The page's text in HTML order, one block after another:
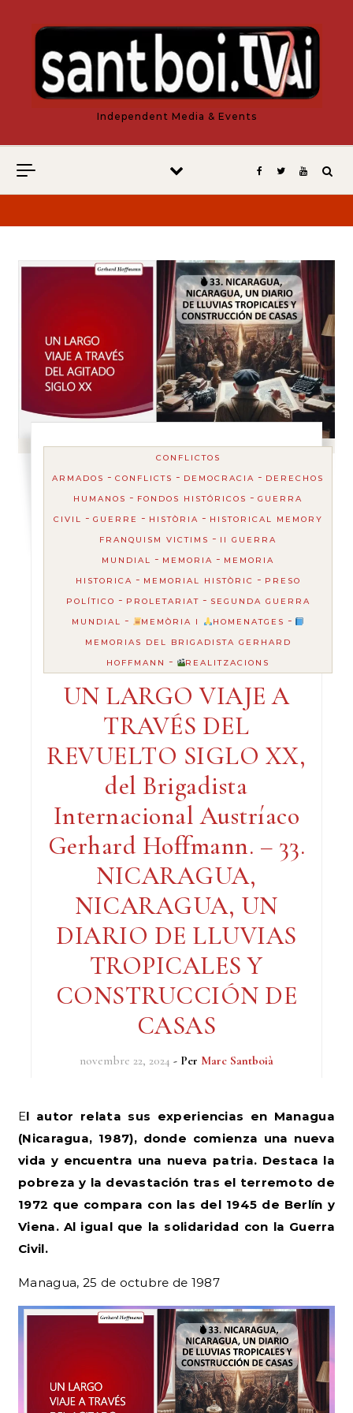
Independent Media & Events
CONFLICTOS
ARMADOS -CONFLICTS - DEMOCRACIA - DERECHOS
HUMANOS - FONDOS HISTÓRICOS -GUERRA
CIVIL - GUERRE - HISTÒRIA - HISTORICAL MEMORY
FRANQUISM VICTIMS - II GUERRA
MUNDIAL - MEMORIA - MEMORIA
HISTORICA - MEMORIAL HISTÒRIC - PRESO
POLÍTICO - PROLETARIAT - SEGUNDA GUERRA
MUNDIAL - MEMÒRIA I HOMENATGES -
MEMORIAS DEL BRIGADISTA GERHARD
HOFFMANN
- REALITZACIONS
UN LARGO VIAJE A
TRAVÉS DEL
REVUELTO SIGLO XX,
del Brigadista
Internacional Austríaco
Gerhard Hoffmann. – 33.
NICARAGUA,
NICARAGUA, UN
DIARIO DE LLUVIAS
TROPICALES Y
CONSTRUCCIÓN DE
CASAS
novembre 22, 2024 - Per Marc Santboià
El autor relata sus experiencias en Managua
(Nicaragua, 1987), donde comienza una nueva
vida y encuentra una nueva patria. Destaca la
pobreza y la devastación tras el terremoto de
1972 que compara con las del 1945 de Berlín y
Viena. Al igual que la solidaridad con la Guerra
Civil.
Managua, 25 de octubre de 1987